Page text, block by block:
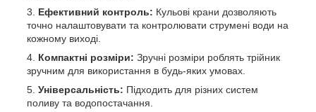
Ефективний контроль: Кульові крани дозволяють
точно налаштовувати та контролювати струмені води на
кожному виході.
Компактні розміри: Зручні розміри роблять трійник
зручним для використання в будь-яких умовах.
Універсальність: Підходить для різних систем
поливу та водопостачання.